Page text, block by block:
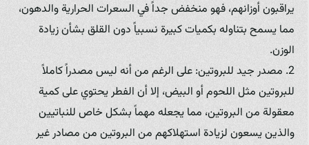
يراقبون أوزانهم، فهو منخفض جداً في السعرات الحرارية والدهون،
مما يسمح بتناوله بكميات كبيرة نسبياً دون القلق بشأن زيادة
الوزن.
2. مصدر جيد للبروتين: على الرغم من أنه ليس مصدراً كاملاً
للبروتين مثل اللحوم أو البيض، إلا أن الفطر يحتوي على كمية
معقولة من البروتين، مما يجعله مهماً بشكل خاص للنباتيين
والذين يسعون لزيادة استهلاكهم من البروتين من مصادر غير